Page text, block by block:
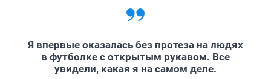
Я впервые оказалась без протеза на людях
в футболке с открытым рукавом. Все
увидели, какая я на самом деле.